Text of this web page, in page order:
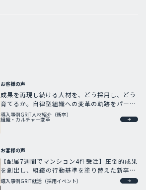
お客様の声
成果を再現し続ける人材を、どう採用し、どう
育てるか。自律型組織への変革の軌跡をパート
ナーズCHROが語る
導入事例GRIT人材紹介（新卒）
組織・カルチャー変革
お客様の声
【配属7週間でマンション4件受注】圧倒的成果
を創出し、組織の行動基準を塗り替えた新卒G
RIT人材
導入事例GRIT就活（採用イベント）